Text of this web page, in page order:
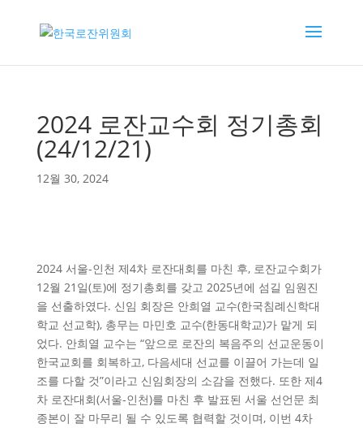
2024 로잔교수회 정기총회
(24/12/21)
12월 30, 2024
2024 서울-인천 제4차 로잔대회를 마친 후, 로잔교수회가
12월 21일(토)에 정기총회를 갖고 2025년에 섬길 임원진
을 선출하였다. 신임 회장은 안희열 교수(한국침례신학대
학교 선교학), 총무는 마민호 교수(한동대학교)가 맡게 되
었다. 안희열 교수는 “앞으로 로잔의 복음주의 선교운동이
한국교회를 회복하고, 다음세대 선교를 이끌어 가는데 일
조를 다할 것”이라고 신임회장의 소감을 전했다. 또한 제4
차 로잔대회(서울-인천)를 마친 후 발표된 서울 선언문 최
종본이 잘 마무리 될 수 있도록 협력할 것이며, 이번 4차